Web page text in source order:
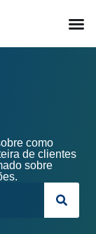
como
de clientes
sobre